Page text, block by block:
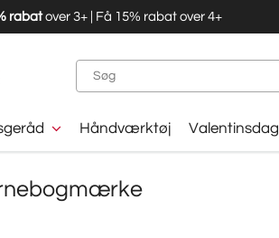
rabatover 3+ | Få 15% rabat over 4+
Håndværktøj Valentinsdag